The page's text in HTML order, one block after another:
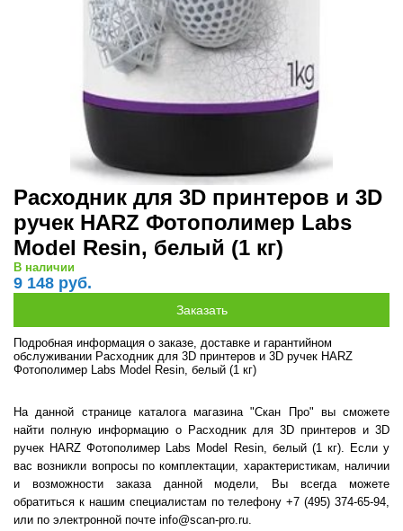
Расходник для 3D принтеров и 3D
ручек HARZ Фотополимер Labs
Model Resin, белый (1 кг)
В наличии
9 148 руб.
Подробная информация о заказе, доставке и гарантийном
обслуживании Расходник для 3D принтеров и 3D ручек HARZ
Фотополимер Labs Model Resin, белый (1 кг)
На данной странице каталога магазина "Скан Про" вы сможете
найти полную информацию о Расходник для 3D принтеров и 3D
ручек HARZ Фотополимер Labs Model Resin, белый (1 кг). Если у
вас возникли вопросы по комплектации, характеристикам, наличии
и возможности заказа данной модели, Вы всегда можете
обратиться к нашим специалистам по телефону +7 (495) 374-65-94,
или по электронной почте info@scan-pro.ru.